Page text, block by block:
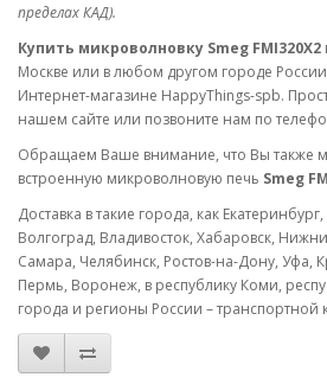
пределах КАД).
Купить микроволновку Smeg FMI320X2
Москве или в любом другом городе
Интернет-магазине HappyThings-spb.
нашем сайте или позвоните нам по
Обращаем Ваше внимание, что Вы также
встроенную микроволновую печь Smeg
Доставка в такие города, как
Волгоград, Владивосток, Хабаровск,
Самара, Челябинск, Ростов-на-Дону, Уфа,
Пермь, Воронеж, в республику Коми,
города и регионы России – транспортной